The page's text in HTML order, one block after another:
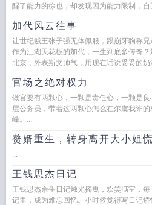
醒了能力的徐也，却发现因为能力限制，
加代风云往事
让世纪贼王张子强无体佩服，跟崩牙驹称
作为江湖天花板的加代，一生到底多传奇
北京，外表斯文帅气，用现在话说妥妥的
官场之绝对权力
做官要有两颗心，一颗是责任心，一颗是
层公务员，带着这两颗心怎么在尔虞我诈
峰。...
赘婿重生，转身离开大小姐
...
王钱思杰日记
王钱思杰余生日记烛光摇曳，欢笑满室，
记里，成为难忘回忆。小时候觉得写日记